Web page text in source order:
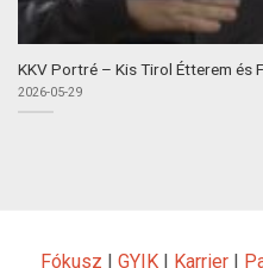
KKV Portré – Kis Tirol Étterem és
2026-05-29
Fókusz GYIK Karrier